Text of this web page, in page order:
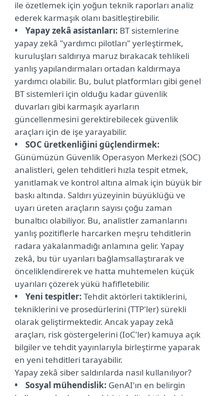
ile özetlemek için yoğun teknik raporları analiz
ederek karmaşık olanı basitleştirebilir.
• Yapay zekâ asistanları: BT sistemlerine
yapay zekâ "yardımcı pilotları" yerleştirmek,
kuruluşları saldırıya maruz bırakacak tehlikeli
yanlış yapılandırmaları ortadan kaldırmaya
yardımcı olabilir. Bu, bulut platformları gibi genel
BT sistemleri için olduğu kadar güvenlik
duvarları gibi karmaşık ayarların
güncellenmesini gerektirebilecek güvenlik
araçları için de işe yarayabilir.
• SOC üretkenliğini güçlendirmek:
Günümüzün Güvenlik Operasyon Merkezi (SOC)
analistleri, gelen tehditleri hızla tespit etmek,
yanıtlamak ve kontrol altına almak için büyük bir
baskı altında. Saldırı yüzeyinin büyüklüğü ve
uyarı üreten araçların sayısı çoğu zaman
bunaltıcı olabiliyor. Bu, analistler zamanlarını
yanlış pozitiflerle harcarken meşru tehditlerin
radara yakalanmadığı anlamına gelir. Yapay
zekâ, bu tür uyarıları bağlamsallaştırarak ve
önceliklendirerek ve hatta muhtemelen küçük
uyarıları çözerek yükü hafifletebilir.
• Yeni tespitler: Tehdit aktörleri taktiklerini,
tekniklerini ve prosedürlerini (TTP'ler) sürekli
olarak geliştirmektedir. Ancak yapay zekâ
araçları, risk göstergelerini (IoC'ler) kamuya açık
bilgiler ve tehdit yayınlarıyla birleştirme yaparak
en yeni tehditleri tarayabilir.
Yapay zekâ siber saldırılarda nasıl kullanılıyor?
• Sosyal mühendislik: GenAI'ın en belirgin